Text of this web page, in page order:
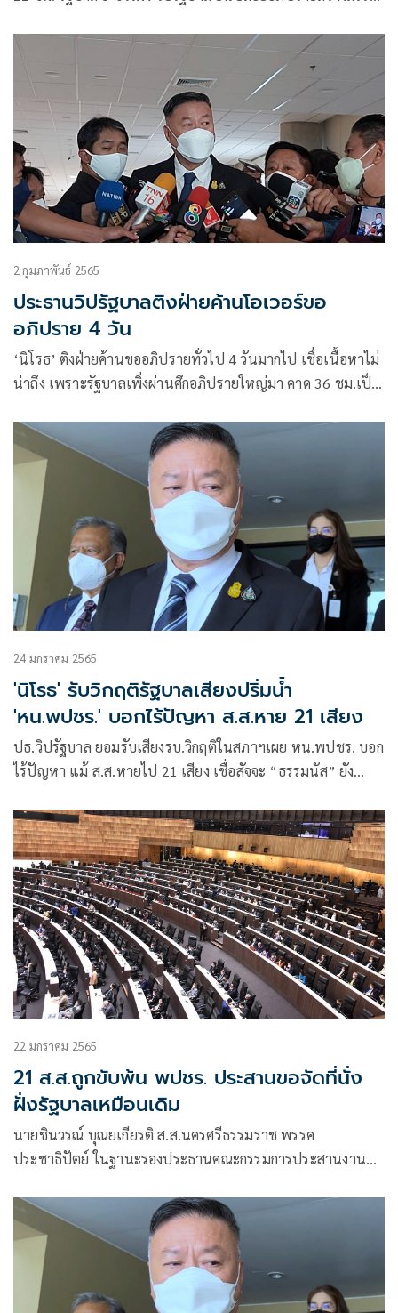
2 กุมภาพันธ์ 2565
ประธานวิปรัฐบาลติงฝ่ายค้านโอเวอร์ขอ
อภิปราย 4 วัน
‘นิโรธ’ ติงฝ่ายค้านขออภิปรายทั่วไป 4 วันมากไป เชื่อเนื้อหาไม่
น่าถึง เพราะรัฐบาลเพิ่งผ่านศึกอภิปรายใหญ่มา คาด 36 ชม.เป็น
24 มกราคม 2565
'นิโรธ' รับวิกฤติรัฐบาลเสียงปริ่มน้ำ
'หน.พปชร.' บอกไร้ปัญหา ส.ส.หาย 21 เสียง
ปธ.วิปรัฐบาล ยอมรับเสียงรบ.วิกฤติในสภาฯเผย หน.พปชร. บอก
ไร้ปัญหา แม้ ส.ส.หายไป 21 เสียง เชื่อสัจจะ “ธรรมนัส” ยัง
22 มกราคม 2565
21 ส.ส.ถูกขับพ้น พปชร. ประสานขอจัดที่นั่ง
ฝั่งรัฐบาลเหมือนเดิม
นายชินวรณ์ บุณยเกียรติ ส.ส.นครศรีธรรมราช พรรค
ประชาธิปัตย์ ในฐานะรองประธานคณะกรรมการประสานงาน
หน้าที่อาจเกิดเหตุสภาฯล่มได้